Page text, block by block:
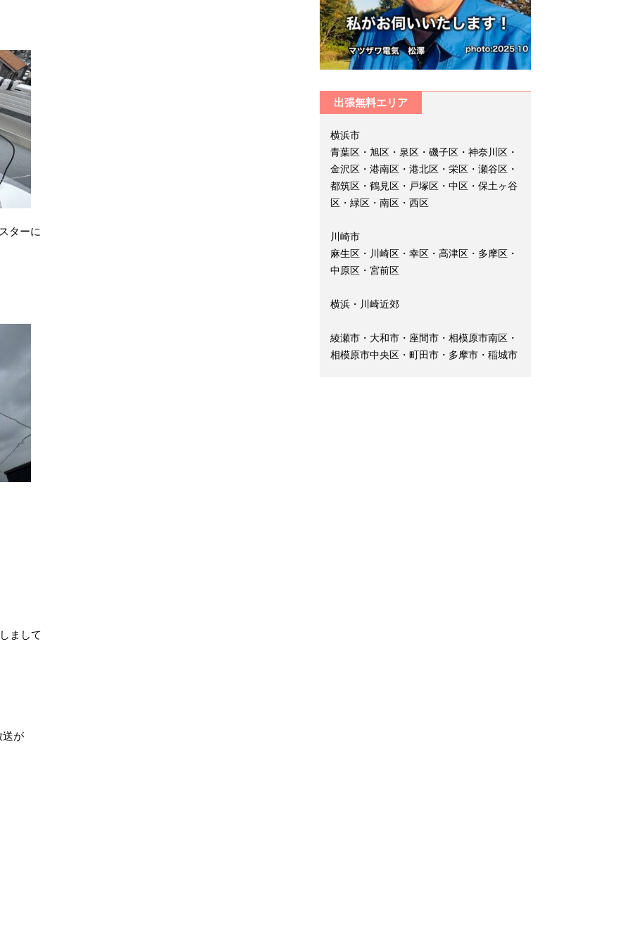
ターに
まして
送が
出張無料エリア
横浜市
青葉区・旭区・泉区・磯子区・神奈川区・
金沢区・港南区・港北区・栄区・瀬谷区・
都筑区・鶴見区・戸塚区・中区・保土ヶ谷
区・緑区・南区・西区
川崎市
麻生区・川崎区・幸区・高津区・多摩区・
中原区・宮前区
横浜・川崎近郊
綾瀬市・大和市・座間市・相模原市南区・
相模原市中央区・町田市・多摩市・稲城市